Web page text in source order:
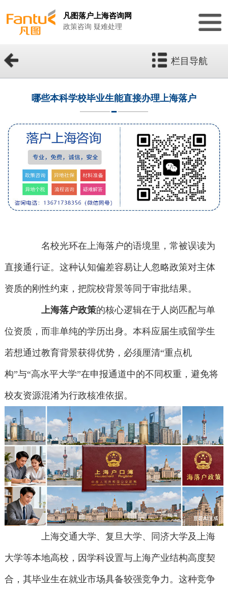
凡图落户上海咨询网
政策咨询 疑难处理
栏目导航
哪些本科学校毕业生能直接办理上海落户
名校光环在上海落户的语境里，常被误读为
直接通行证。这种认知偏差容易让人忽略政策对主体
资质的刚性约束，把院校背景等同于审批结果。
上海落户政策的核心逻辑在于人岗匹配与单
位资质，而非单纯的学历出身。本科应届生或留学生
若想通过教育背景获得优势，必须厘清“重点机
构”与“高水平大学”在申报通道中的不同权重，避免将
校友资源混淆为行政核准依据。
上海交通大学、复旦大学、同济大学及上海
大学等本地高校，因学科设置与上海产业结构高度契
合，其毕业生在就业市场具备较强竞争力。这种竞争